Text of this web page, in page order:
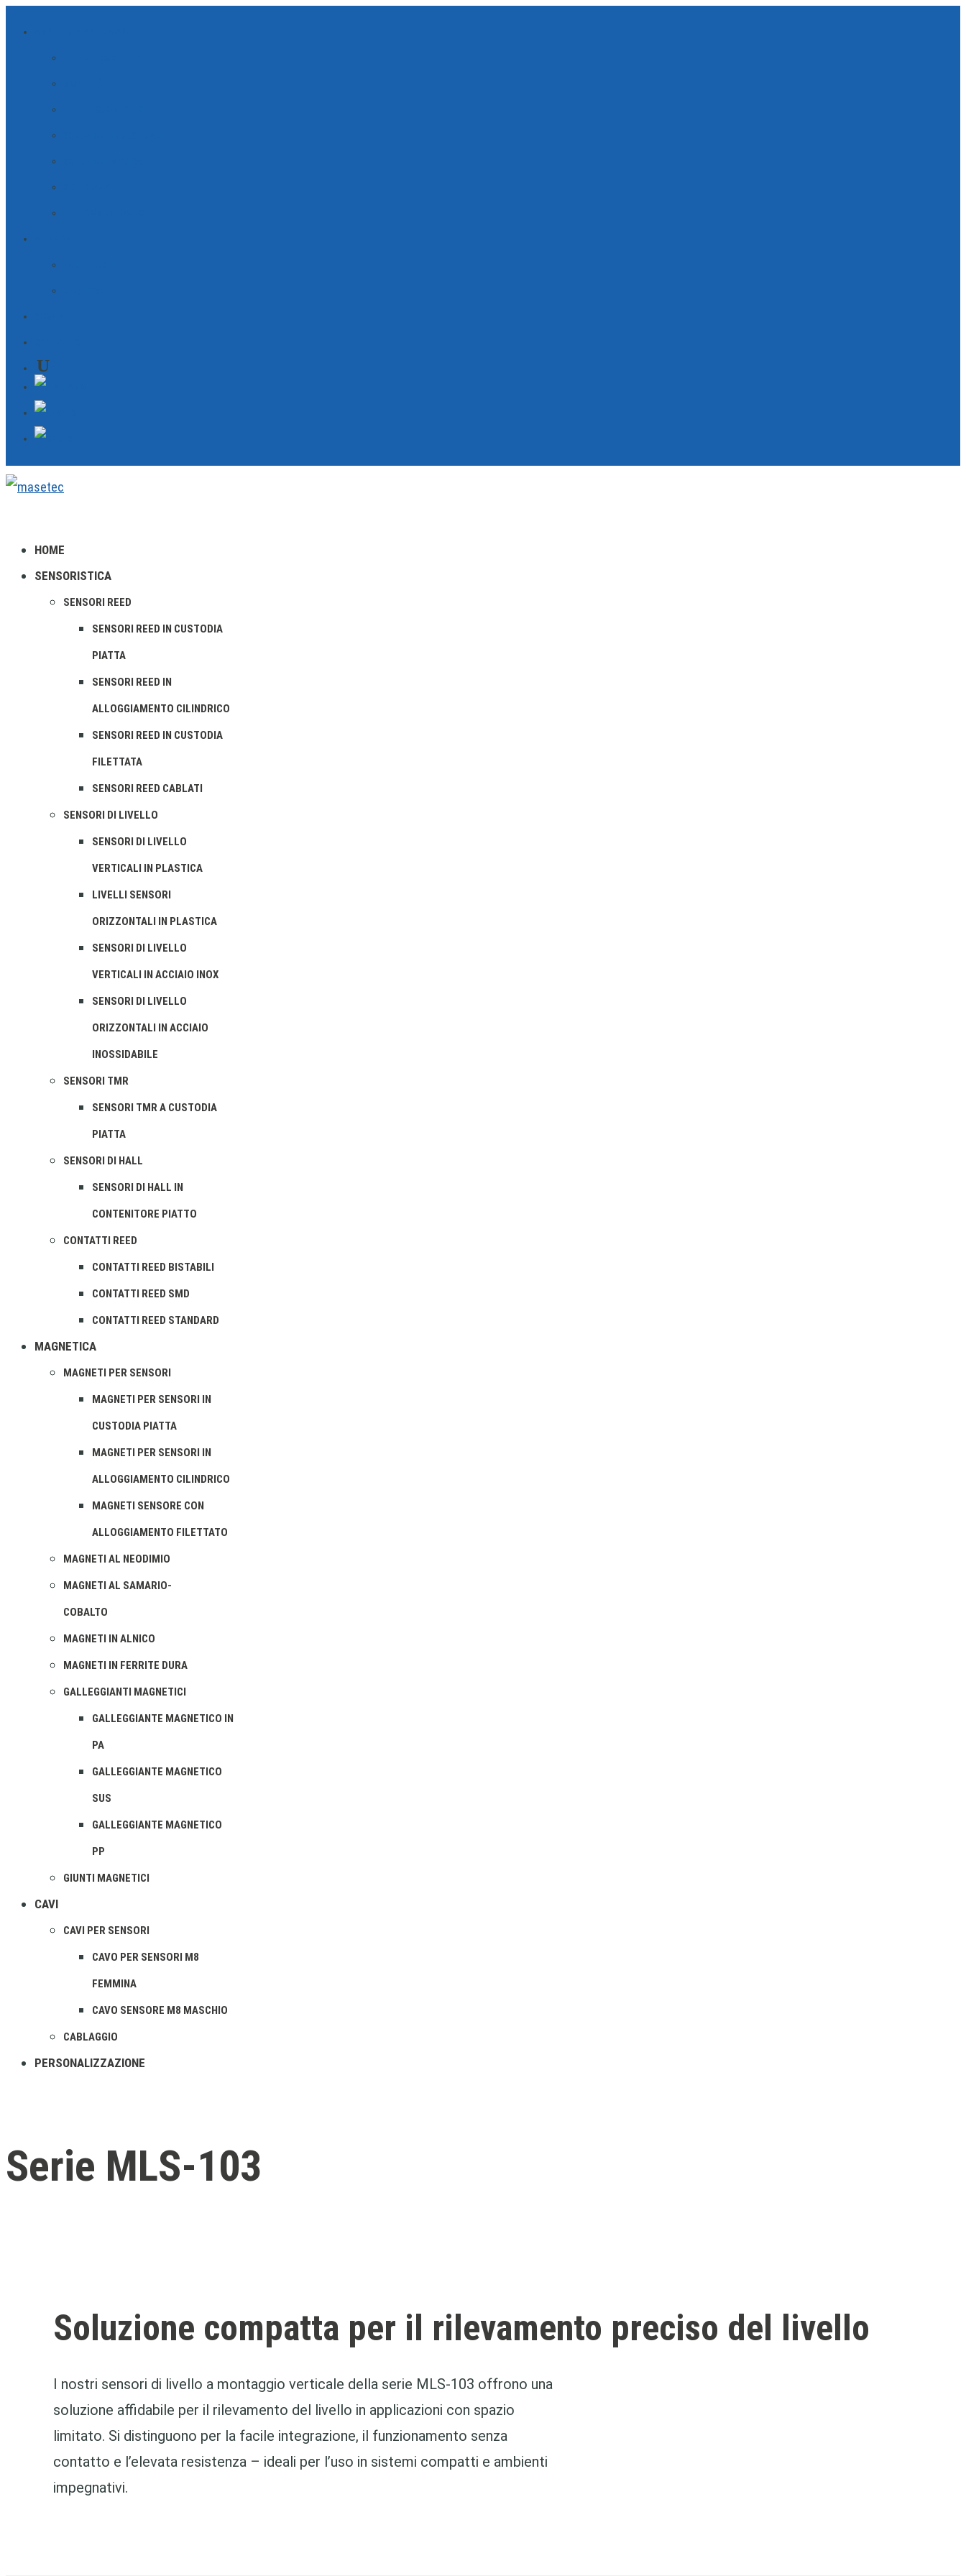
HOME
SENSORISTICA
SENSORI REED
SENSORI REED IN CUSTODIA
PIATTA
SENSORI REED IN
ALLOGGIAMENTO CILINDRICO
SENSORI REED IN CUSTODIA
FILETTATA
SENSORI REED CABLATI
SENSORI DI LIVELLO
SENSORI DI LIVELLO
VERTICALI IN PLASTICA
LIVELLI SENSORI
ORIZZONTALI IN PLASTICA
SENSORI DI LIVELLO
VERTICALI IN ACCIAIO INOX
SENSORI DI LIVELLO
ORIZZONTALI IN ACCIAIO
INOSSIDABILE
SENSORI TMR
SENSORI TMR A CUSTODIA
PIATTA
SENSORI DI HALL
SENSORI DI HALL IN
CONTENITORE PIATTO
CONTATTI REED
CONTATTI REED BISTABILI
CONTATTI REED SMD
CONTATTI REED STANDARD
MAGNETICA
MAGNETI PER SENSORI
MAGNETI PER SENSORI IN
CUSTODIA PIATTA
MAGNETI PER SENSORI IN
ALLOGGIAMENTO CILINDRICO
MAGNETI SENSORE CON
ALLOGGIAMENTO FILETTATO
MAGNETI AL NEODIMIO
MAGNETI AL SAMARIO-
COBALTO
MAGNETI IN ALNICO
MAGNETI IN FERRITE DURA
GALLEGGIANTI MAGNETICI
GALLEGGIANTE MAGNETICO IN
PA
GALLEGGIANTE MAGNETICO
SUS
GALLEGGIANTE MAGNETICO
PP
GIUNTI MAGNETICI
CAVI
CAVI PER SENSORI
CAVO PER SENSORI M8
FEMMINA
CAVO SENSORE M8 MASCHIO
CABLAGGIO
PERSONALIZZAZIONE
Serie MLS-103
Soluzione compatta per il rilevamento preciso del livello
I nostri sensori di livello a montaggio verticale della serie MLS-103 offrono una
soluzione affidabile per il rilevamento del livello in applicazioni con spazio
limitato. Si distinguono per la facile integrazione, il funzionamento senza
contatto e l’elevata resistenza – ideali per l’uso in sistemi compatti e ambienti
impegnativi.